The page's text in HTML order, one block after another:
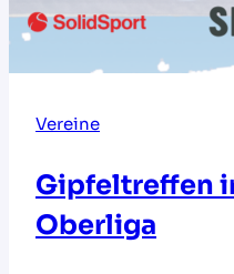
Vereine
Gipfeltreffen
Oberliga